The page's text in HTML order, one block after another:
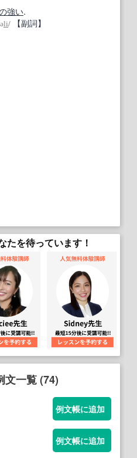
強い.
li/
【副詞】
たを待っています！
文一覧 (74)
例文帳に追加
例文帳に追加